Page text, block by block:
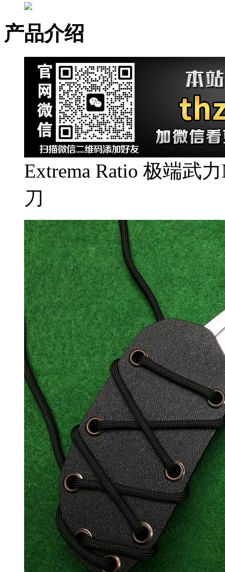
产品介绍
Extrema Ratio 极端武
刀